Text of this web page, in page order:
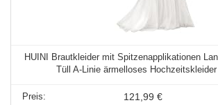
HUINI Brautkleider mit Spitzenapplikationen
Tüll A-Linie ärmelloses
121,99 €